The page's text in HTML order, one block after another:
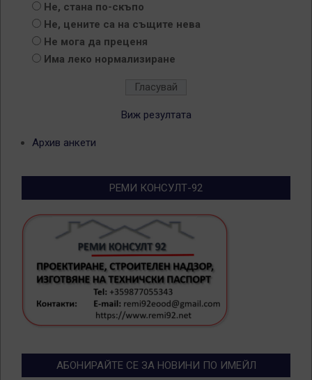
Не, стана по-скъпо
Не, цените са на същите нева
Не мога да преценя
Има леко нормализиране
Виж резултата
Архив анкети
РЕМИ КОНСУЛТ-92
АБОНИРАЙТЕ СЕ ЗА НОВИНИ ПО ИМЕЙЛ